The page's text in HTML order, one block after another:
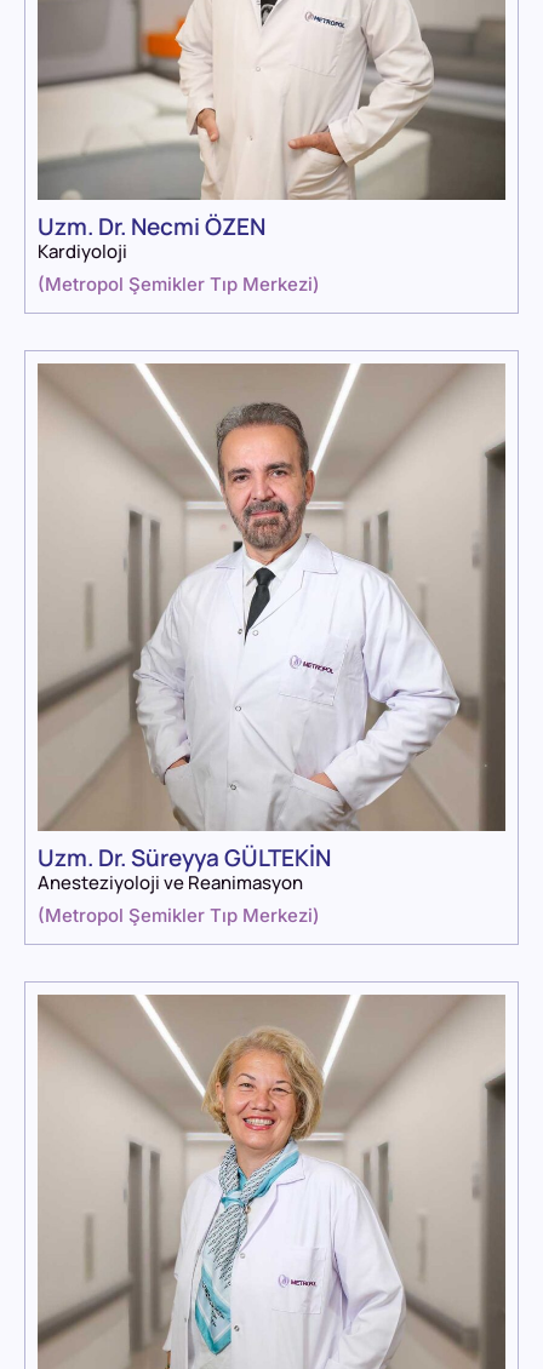
Uzm. Dr. Necmi ÖZEN
Kardiyoloji
(Metropol Şemikler Tıp Merkezi)
Uzm. Dr. Süreyya GÜLTEKİN
Anesteziyoloji ve Reanimasyon
(Metropol Şemikler Tıp Merkezi)